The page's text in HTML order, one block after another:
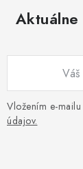
Vložením e-
údajov.